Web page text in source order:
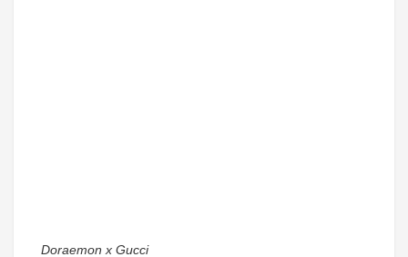
Doraemon x Gucci